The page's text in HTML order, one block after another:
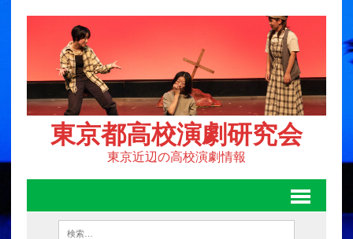
東京都高校演劇研究会
東京近辺の高校演劇情報